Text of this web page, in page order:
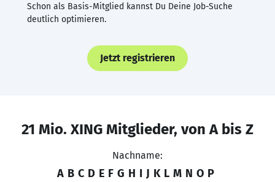
Schon als Basis-Mitglied kannst Du Deine Job-Suche
deutlich optimieren.
Jetzt registrieren
21 Mio. XING Mitglieder, von A bis Z
Nachname:
A B C D E F G H I J K L M N O P